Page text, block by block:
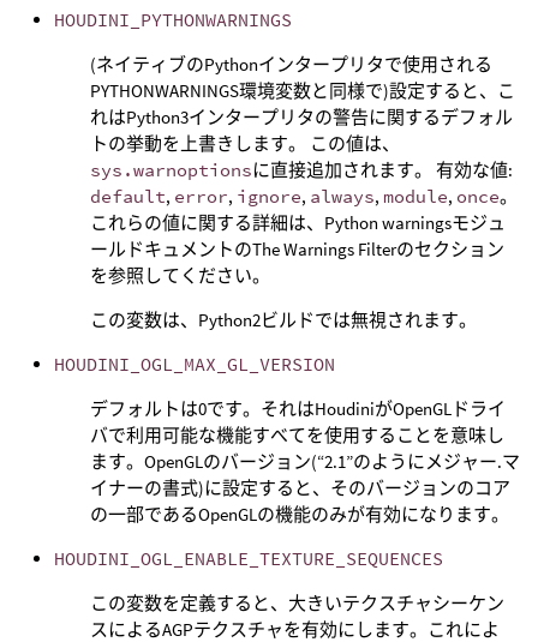
HOUDINI_PYTHONWARNINGS
(ネイティブのPythonインタープリタで使用される
PYTHONWARNINGS環境変数と同様で)設定すると、こ
れはPython3インタープリタの警告に関するデフォル
トの挙動を上書きします。 この値は、
sys.warnoptionsに直接追加されます。 有効な値:
default, error, ignore, always, module, once。
これらの値に関する詳細は、Python warningsモジュ
ールドキュメントのThe Warnings Filterのセクション
を参照してください。
この変数は、Python2ビルドでは無視されます。
HOUDINI_OGL_MAX_GL_VERSION
デフォルトは0です。それはHoudiniがOpenGLドライ
バで利用可能な機能すべてを使用することを意味し
ます。OpenGLのバージョン(“2.1”のようにメジャー.マ
イナーの書式)に設定すると、そのバージョンのコア
の一部であるOpenGLの機能のみが有効になります。
HOUDINI_OGL_ENABLE_TEXTURE_SEQUENCES
この変数を定義すると、大きいテクスチャシーケン
スによるAGPテクスチャを有効にします。これによ